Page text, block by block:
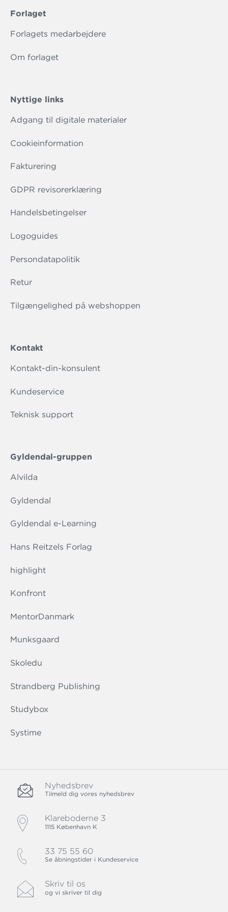
Forlaget
Forlagets medarbejdere
Om forlaget
Nyttige links
Adgang til digitale materialer
Cookieinformation
Fakturering
GDPR revisorerklæring
Handelsbetingelser
Logoguides
Persondatapolitik
Retur
Tilgængelighed på webshoppen
Kontakt
Kontakt-din-konsulent
Kundeservice
Teknisk support
Gyldendal-gruppen
Alvilda
Gyldendal
Gyldendal e-Learning
Hans Reitzels Forlag
highlight
Konfront
MentorDanmark
Munksgaard
Skoledu
Strandberg Publishing
Studybox
Systime
Nyhedsbrev
Tilmeld dig vores nyhedsbrev
Klareboderne 3
1115 København K
33 75 55 60
Se åbningstider i Kundeservice
Skriv til os
og vi skriver til dig